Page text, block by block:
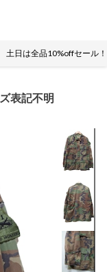
土日は全品10%offセール
表記不明